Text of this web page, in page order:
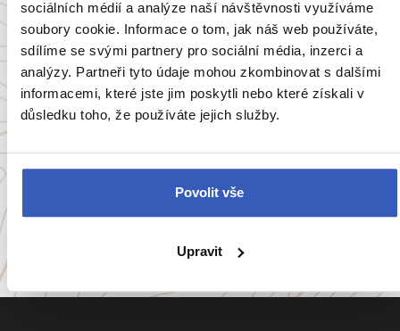
sociálních médií a analýze naší návštěvnosti využíváme
soubory cookie. Informace o tom, jak náš web používáte,
sdílíme se svými partnery pro sociální média, inzerci a
analýzy. Partneři tyto údaje mohou zkombinovat s dalšími
informacemi, které jste jim poskytli nebo které získali v
důsledku toho, že používáte jejich služby.
Povolit vše
Upravit
Oblíbené cíle
Anglie Belgie Francie
Itálie Portugalsko
a54 dalších koutů světa